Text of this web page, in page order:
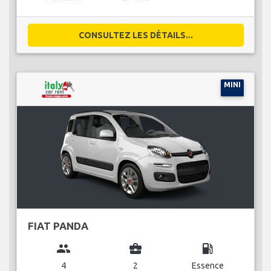
CONSULTEZ LES DÉTAILS...
MINI
FIAT PANDA
group
4
business_center
2
local_gas_station
Essence